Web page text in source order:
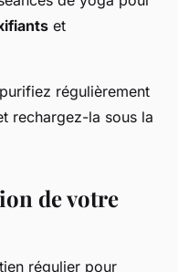
et
régulièrement
rechargez-la sous la
de votre
régulier pour